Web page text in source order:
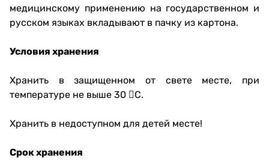
медицинскому применению на государственном и
русском языках вкладывают в пачку из картона.
Условия хранения
Хранить в защищенном от свете месте, при
температуре не выше 30 С.
Хранить в недоступном для детей месте!
Срок хранения